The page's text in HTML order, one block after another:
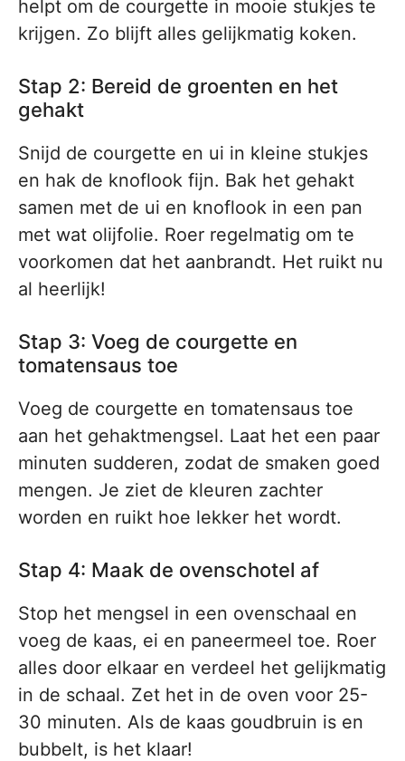
helpt om de courgette in mooie stukjes te
krijgen. Zo blijft alles gelijkmatig koken.
Stap 2: Bereid de groenten en het
gehakt
Snijd de courgette en ui in kleine stukjes
en hak de knoflook fijn. Bak het gehakt
samen met de ui en knoflook in een pan
met wat olijfolie. Roer regelmatig om te
voorkomen dat het aanbrandt. Het ruikt nu
al heerlijk!
Stap 3: Voeg de courgette en
tomatensaus toe
Voeg de courgette en tomatensaus toe
aan het gehaktmengsel. Laat het een paar
minuten sudderen, zodat de smaken goed
mengen. Je ziet de kleuren zachter
worden en ruikt hoe lekker het wordt.
Stap 4: Maak de ovenschotel af
Stop het mengsel in een ovenschaal en
voeg de kaas, ei en paneermeel toe. Roer
alles door elkaar en verdeel het gelijkmatig
in de schaal. Zet het in de oven voor 25-
30 minuten. Als de kaas goudbruin is en
bubbelt, is het klaar!